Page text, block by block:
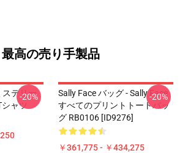
最高の売り手製品
ステリー
ャツ
-20%
Sally Face バッグ - Sally Face
すべてのプリントトートバッ
グ RB0106 [ID9276]
￥361,775 - ￥434,275
-20%